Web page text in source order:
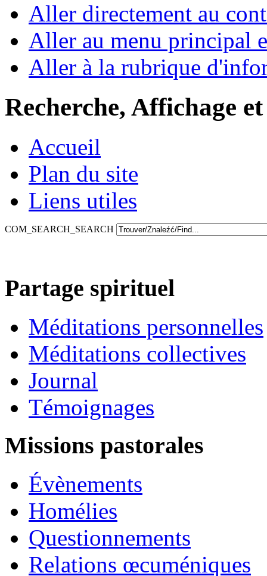
Aller directement au
Aller au menu principal
Aller à la rubrique
Recherche, Affichage
Accueil
Plan du site
Liens utiles
COM_SEARCH_SEARCH
Partage spirituel
Méditations personnelles
Méditations collectives
Journal
Témoignages
Missions pastorales
Évènements
Homélies
Questionnements
Relations œcuméniques